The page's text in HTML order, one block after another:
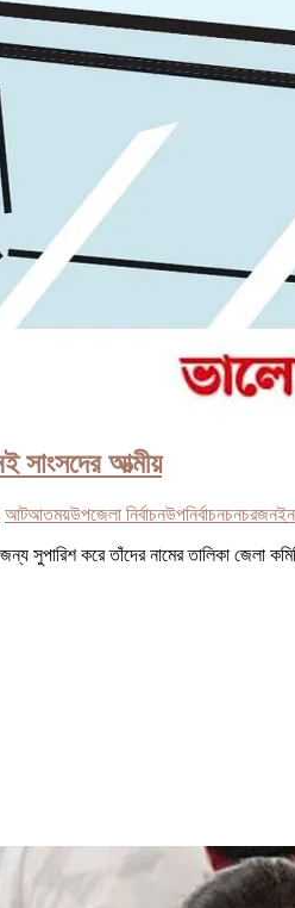
সাংসদের আত্মীয়
আটআতময়উপজেলা নির্বাচনউপনির্বাচনচনচরজনই
সুপারিশ করে তাঁদের নামের তালিকা জেলা